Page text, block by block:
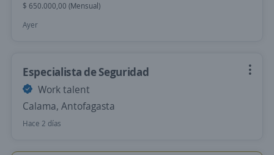
$ 650.000,00 (Mensual)
Ayer
Especialista de Seguridad
Work talent
Calama, Antofagasta
Hace 2 días